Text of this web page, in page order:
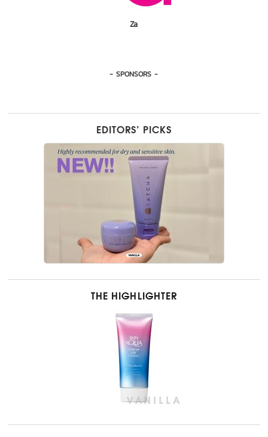
Ultra Violette
L'oreal
Mizumi
Lolane
Za
- SPONSORS -
EDITORS’ PICKS
THE HIGHLIGHTER